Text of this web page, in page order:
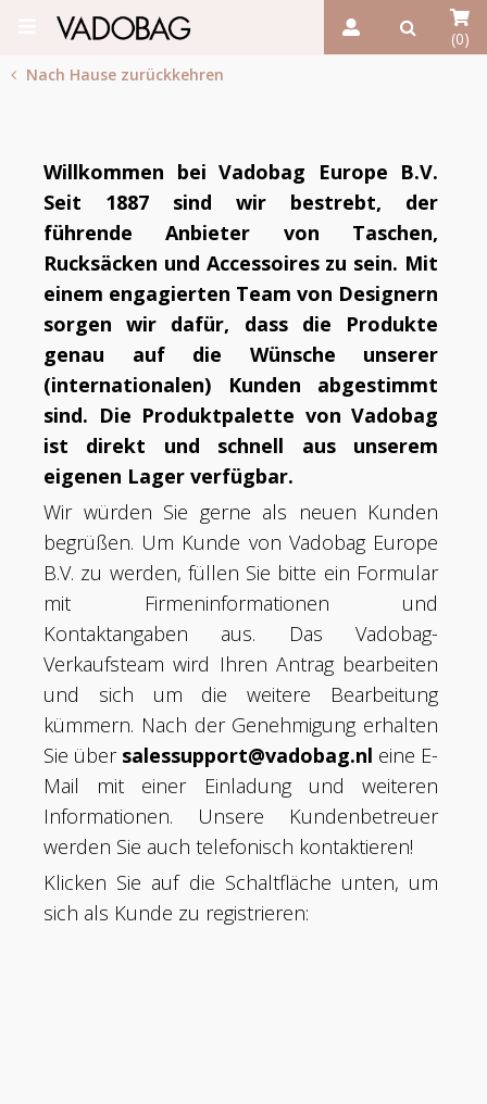
(0)
Nach Hause zurückkehren
Willkommen bei Vadobag Europe B.V.
Seit 1887 sind wir bestrebt, der
führende Anbieter von Taschen,
Rucksäcken und Accessoires zu sein. Mit
einem engagierten Team von Designern
sorgen wir dafür, dass die Produkte
genau auf die Wünsche unserer
(internationalen) Kunden abgestimmt
sind. Die Produktpalette von Vadobag
ist direkt und schnell aus unserem
eigenen Lager verfügbar.
Wir würden Sie gerne als neuen Kunden
begrüßen. Um Kunde von Vadobag Europe
B.V. zu werden, füllen Sie bitte ein Formular
mit Firmeninformationen und
Kontaktangaben aus. Das Vadobag-
Verkaufsteam wird Ihren Antrag bearbeiten
und sich um die weitere Bearbeitung
kümmern. Nach der Genehmigung erhalten
Sie über salessupport@vadobag.nl eine E-
Mail mit einer Einladung und weiteren
Informationen. Unsere Kundenbetreuer
werden Sie auch telefonisch kontaktieren!
Klicken Sie auf die Schaltfläche unten, um
sich als Kunde zu registrieren: